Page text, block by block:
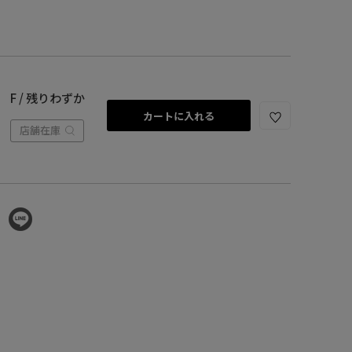
F / 残りわずか
店舗在庫
カートに入れる